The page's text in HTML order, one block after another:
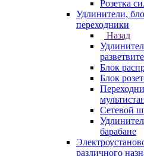
Розетка
Удлинители,
переходники
Назад
Блок
Блок
Сетевой
барабане
различного